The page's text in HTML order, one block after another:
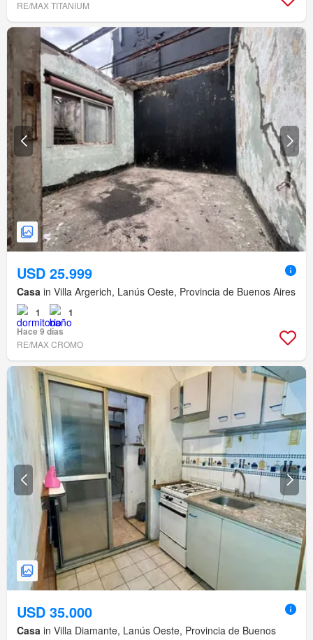
RE/MAX TITANIUM
USD 25.999
Casa in Villa Argerich, Lanús Oeste, Provincia de Buenos Aires
1
1
Hace 9 días
RE/MAX CROMO
USD 35.000
Casa in Villa Diamante, Lanús Oeste, Provincia de Buenos